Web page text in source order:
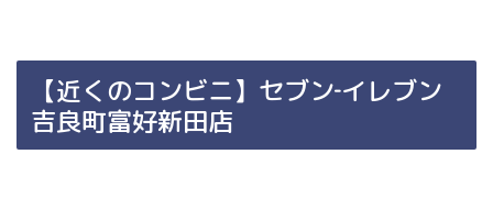
【近くのコンビニ】セブン‐イレブン
吉良町富好新田店